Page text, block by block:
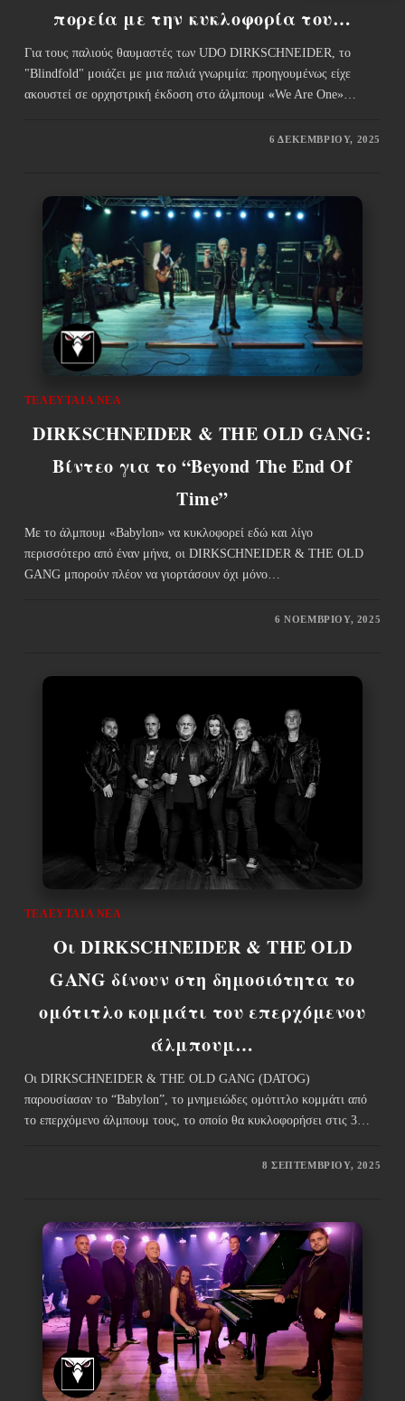
πορεία με την κυκλοφορία του…
Για τους παλιούς θαυμαστές των UDO DIRKSCHNEIDER, το
"Blindfold" μοιάζει με μια παλιά γνωριμία: προηγουμένως είχε
ακουστεί σε ορχηστρική έκδοση στο άλμπουμ «We Are One»…
6 ΔΕΚΕΜΒΡΊΟΥ, 2025
ΤΕΛΕΥΤΑΊΑ ΝΈΑ
DIRKSCHNEIDER & THE OLD GANG:
Βίντεο για το “Beyond The End Of
Time”
Με το άλμπουμ «Babylon» να κυκλοφορεί εδώ και λίγο
περισσότερο από έναν μήνα, οι DIRKSCHNEIDER & THE OLD
GANG μπορούν πλέον να γιορτάσουν όχι μόνο…
6 ΝΟΕΜΒΡΊΟΥ, 2025
ΤΕΛΕΥΤΑΊΑ ΝΈΑ
Οι DIRKSCHNEIDER & THE OLD
GANG δίνουν στη δημοσιότητα το
ομότιτλο κομμάτι του επερχόμενου
άλμπουμ…
Οι DIRKSCHNEIDER & THE OLD GANG (DATOG)
παρουσίασαν το “Babylon”, το μνημειώδες ομότιτλο κομμάτι από
το επερχόμενο άλμπουμ τους, το οποίο θα κυκλοφορήσει στις 3…
8 ΣΕΠΤΕΜΒΡΊΟΥ, 2025